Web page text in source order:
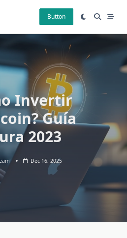
Button
Invertir
Guía
2023
Dec 16, 2025